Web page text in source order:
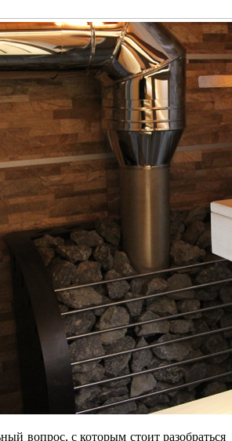
вопрос, с которым стоит разобраться